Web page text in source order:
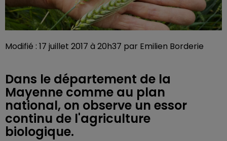
Modifié : 17 juillet 2017 à 20h37 par Emilien Borderie
Dans le département de la
Mayenne comme au plan
national, on observe un essor
continu de l'agriculture
biologique.